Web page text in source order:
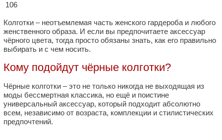
106
Колготки – неотъемлемая часть женского гардероба и любого
женственного образа. И если вы предпочитаете аксессуар
чёрного цвета, тогда просто обязаны знать, как его правильно
выбирать и с чем носить.
Кому подойдут чёрные колготки?
Чёрные колготки – это не только никогда не выходящая из
моды бессмертная классика, но ещё и поистине
универсальный аксессуар, который подходит абсолютно
всем, независимо от возраста, комплекции и стилистических
предпочтений.